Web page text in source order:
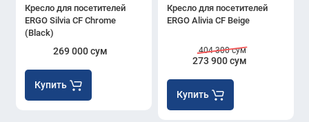
Кресло для посетителей
ERGO Silvia CF Chrome
(Black)
269 000 сум
Купить
Кресло для посетителей
ERGO Alivia CF Beige
273 900 сум
404 300 сум
Купить